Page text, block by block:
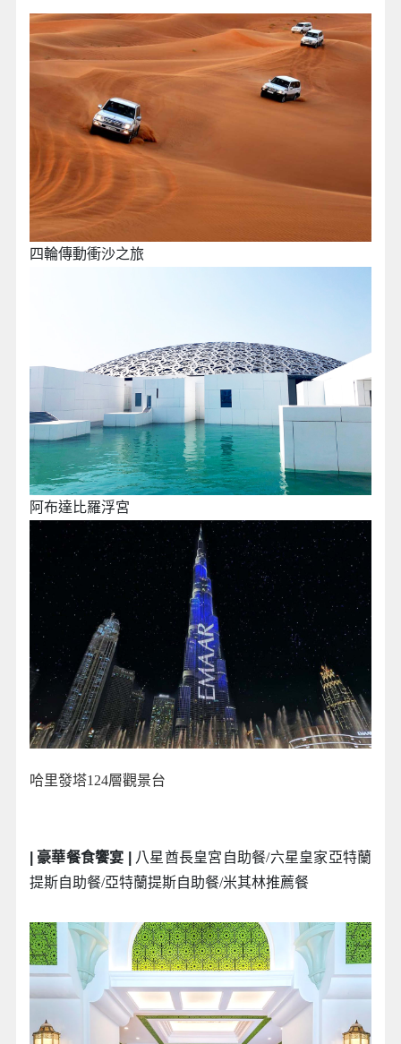
四輪傳動衝沙之旅
阿布達比羅浮宮
哈里發塔124層觀景台
| 豪華餐食饗宴 |
八星酋長皇宮自助餐/六星皇家亞特蘭
提斯自助餐/亞特蘭提斯自助餐/米其林推薦餐